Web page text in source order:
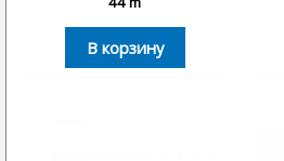
В корзину